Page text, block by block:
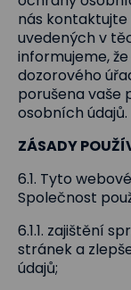
nás
uvedených v
informujeme,
dozorového
porušena vaše
osobních údajů.
ZÁSADY
6.1. Tyto
Společnost
6.1.1. zajištění
stránek a
údajů;